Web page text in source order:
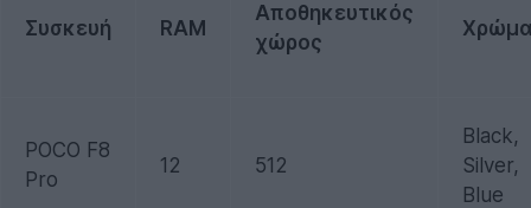
Συσκευή RAM
Αποθηκευτικός
χώρος
Χρώμα
POCO F8
Pro
12 512
Black,
Silver,
Blue